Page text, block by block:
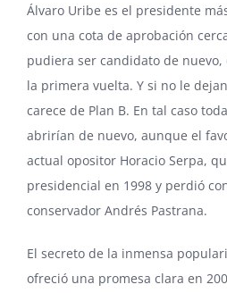
Álvaro Uribe es el presidente
con una cota de aprobación
pudiera ser candidato de
la primera vuelta. Y si no le
carece de Plan B. En tal caso
abrirían de nuevo, aunque el
actual opositor Horacio Serpa,
presidencial en 1998 y perdió
conservador Andrés Pastrana.
El secreto de la inmensa
ofreció una promesa clara en